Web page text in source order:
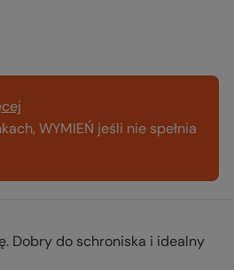
WYMIEŃ jeśli nie spełnia
Dobry do schroniska i idealny